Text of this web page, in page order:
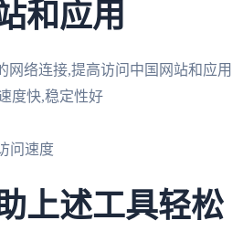
和应用
网络连接,提高访问中国网站和应用
度快,稳定性好
问速度
上述工具轻松